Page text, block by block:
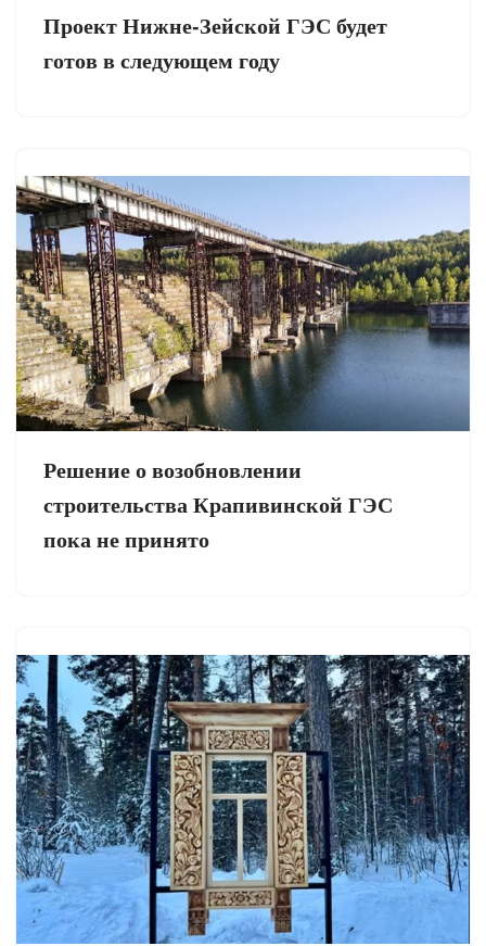
Проект Нижне-Зейской ГЭС будет
готов в следующем году
Решение о возобновлении
строительства Крапивинской ГЭС
пока не принято